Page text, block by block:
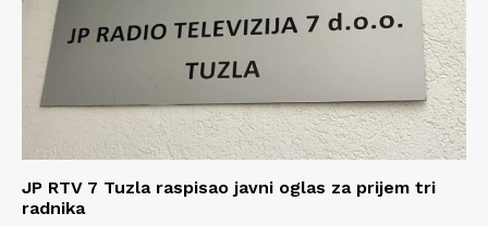
JP RTV 7 Tuzla raspisao javni oglas za prijem tri
radnika